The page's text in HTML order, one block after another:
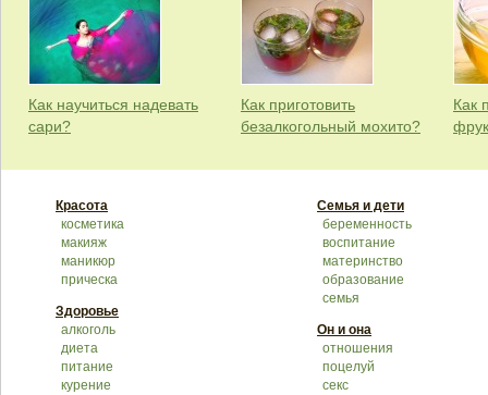
Как научиться надевать
сари?
Как приготовить
безалкогольный мохито?
Как
Красота
косметика
макияж
маникюр
прическа
Здоровье
алкоголь
диета
питание
курение
Семья и дети
беременность
воспитание
материнство
образование
семья
Он и она
отношения
поцелуй
секс